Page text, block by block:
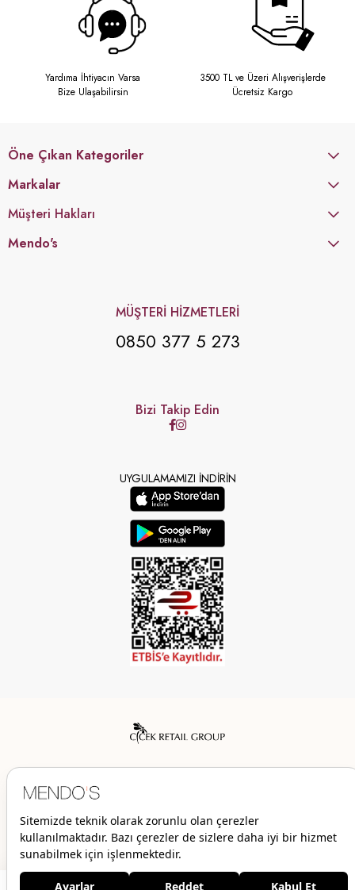
Yardıma İhtiyacın Varsa
Bize Ulaşabilirsin
3500 TL ve Üzeri Alışverişlerde
Ücretsiz Kargo
Öne Çıkan Kategoriler
Markalar
Müşteri Hakları
Mendo's
MÜŞTERİ HİZMETLERİ
0850 377 5 273
Bizi Takip Edin
UYGULAMAMIZI İNDİRİN
© 2026 Mendo’s | Her hakkı saklıdır.
2.479,00 TL